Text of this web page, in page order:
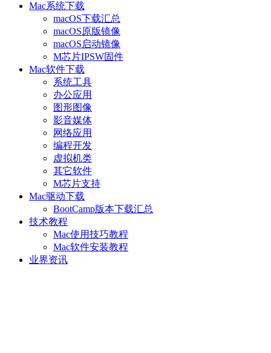
Mac系统下载
macOS下载汇总
macOS原版镜像
macOS启动镜像
M芯片IPSW固件
Mac软件下载
系统工具
办公应用
图形图像
影音媒体
网络应用
编程开发
虚拟机类
其它软件
M芯片支持
Mac驱动下载
BootCamp版本下载汇总
技术教程
Mac使用技巧教程
Mac软件安装教程
业界资讯